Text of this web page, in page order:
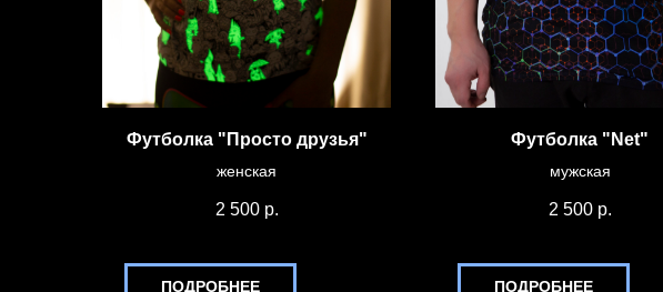
Футболка "Просто друзья"
женская
2 500 р.
ПОДРОБНЕЕ
Футболка "Net"
мужская
2 500 р.
ПОДРОБНЕЕ